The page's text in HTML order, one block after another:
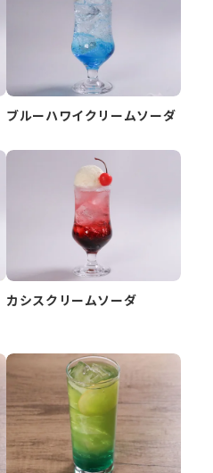
ブルーハワイクリームソーダ
カシスクリームソーダ